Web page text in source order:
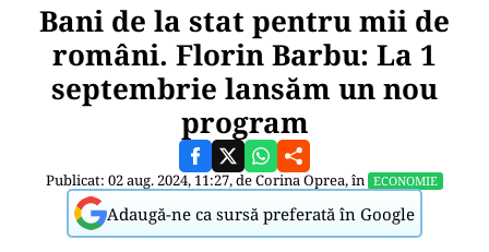
Bani de la stat pentru mii de
români. Florin Barbu: La 1
septembrie lansăm un nou
program
Publicat: 02 aug. 2024, 11:27, deCorina Oprea, în ECONOMIE
Adaugă-ne ca sursă preferată în Google